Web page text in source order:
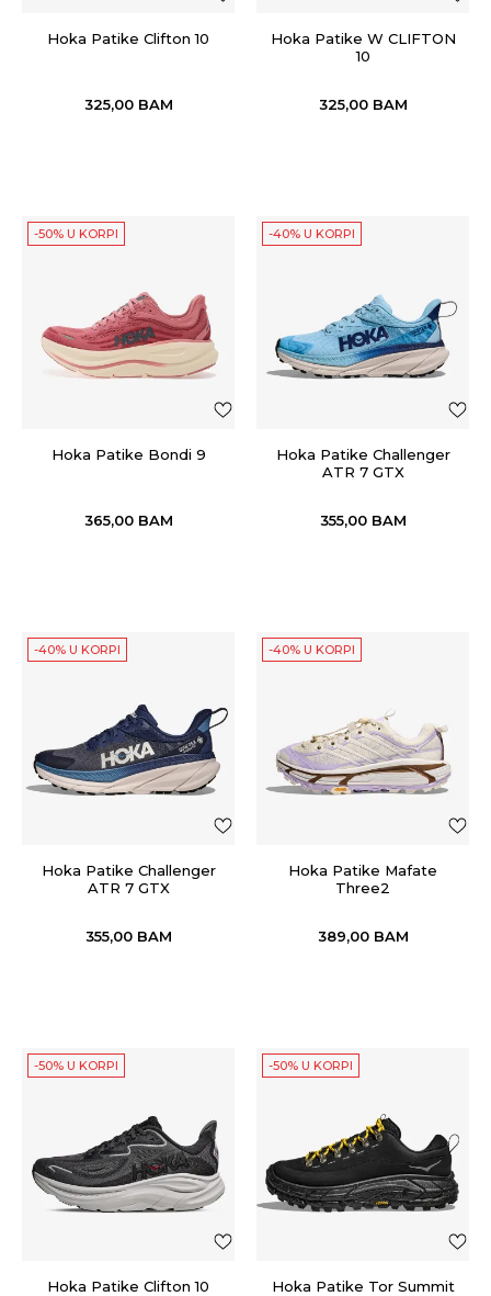
Hoka Patike Clifton 10
325,00 BAM
Hoka Patike W CLIFTON
10
325,00 BAM
-50% U KORPI
Hoka Patike Bondi 9
365,00 BAM
-40% U KORPI
Hoka Patike Challenger
ATR 7 GTX
355,00 BAM
-40% U KORPI
Hoka Patike Challenger
ATR 7 GTX
355,00 BAM
-40% U KORPI
Hoka Patike Mafate
Three2
389,00 BAM
-50% U KORPI
Hoka Patike Clifton 10
-50% U KORPI
Hoka Patike Tor Summit